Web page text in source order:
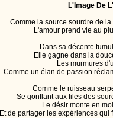
L'Image De
Comme la source sourdre de
L'amour prend vie au
Dans sa décente
Elle gagne dans la
Les murmures
Comme un élan de passion
Comme le ruisseau
Se gonflant aux files des
Le désir monte en
Et de partager les expériences